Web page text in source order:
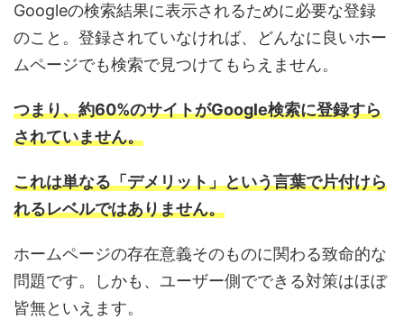
Googleの検索結果に表示されるために必要な登録
のこと。登録されていなければ、どんなに良いホー
ムページでも検索で見つけてもらえません。
つまり、約60%のサイトがGoogle検索に登録すら
されていません。
これは単なる「デメリット」という言葉で片付けら
れるレベルではありません。
ホームページの存在意義そのものに関わる致命的な
問題です。しかも、ユーザー側でできる対策はほぼ
皆無といえます。